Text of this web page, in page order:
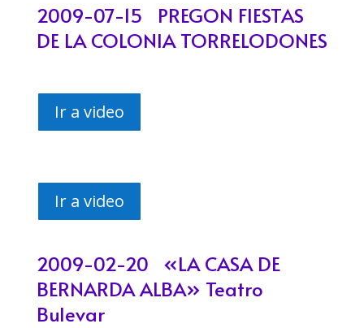
2009-07-15 PREGON FIESTAS
DE LA COLONIA TORRELODONES
Ir a video
Ir a video
2009-02-20 «LA CASA DE
BERNARDA ALBA» Teatro
Bulevar